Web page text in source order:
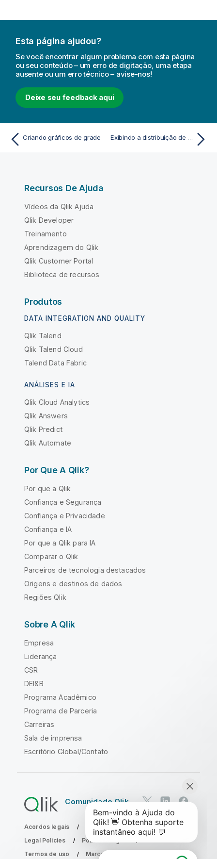
Esta página ajudou?
Se você encontrar algum problema com esta página
ou seu conteúdo – um erro de digitação, uma etapa
ausente ou um erro técnico – avise-nos!
Deixe seu feedback aqui
Criando gráficos de grade Exibindo a distribuição de dados por intervalos com um histograma
Recursos De Ajuda
Vídeos da Qlik Ajuda
Qlik Developer
Treinamento
Aprendizagem do Qlik
Qlik Customer Portal
Biblioteca de recursos
Produtos
DATA INTEGRATION AND QUALITY
Qlik Talend
Qlik Talend Cloud
Talend Data Fabric
ANÁLISES E IA
Qlik Cloud Analytics
Qlik Answers
Qlik Predict
Qlik Automate
Por Que A Qlik?
Por que a Qlik
Confiança e Segurança
Confiança e Privacidade
Confiança e IA
Por que a Qlik para IA
Comparar o Qlik
Parceiros de tecnologia destacados
Origens e destinos de dados
Regiões Qlik
Sobre A Qlik
Empresa
Liderança
CSR
DEI&B
Programa Acadêmico
Programa de Parceria
Carreiras
Sala de imprensa
Escritório Global/Contato
Comunidade Qlik
Acordos legais
Termos do produto
Legal Policies
Políticas Legais
Termos de uso
Marcas comerciais